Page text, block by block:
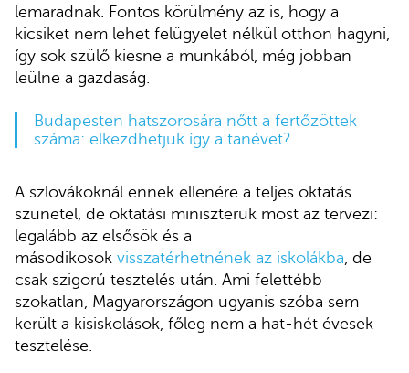
lemaradnak. Fontos körülmény az is, hogy a
kicsiket nem lehet felügyelet nélkül otthon hagyni,
így sok szülő kiesne a munkából, még jobban
leülne a gazdaság.
Budapesten hatszorosára nőtt a fertőzöttek
száma: elkezdhetjük így a tanévet?
A szlovákoknál ennek ellenére a teljes oktatás
szünetel, de oktatási miniszterük most az tervezi:
legalább az elsősök és a
másodikosok visszatérhetnének az iskolákba , de
csak szigorú tesztelés után. Ami felettébb
szokatlan, Magyarországon ugyanis szóba sem
került a kisiskolások, főleg nem a hat-hét évesek
tesztelése.